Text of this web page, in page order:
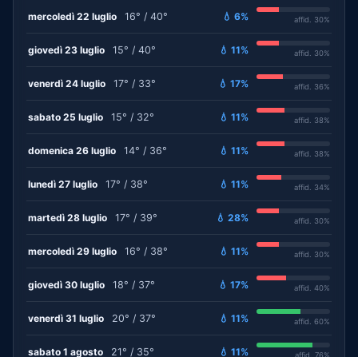
mercoledì 22 luglio 16° / 40° 💧 6% affid. 30%
giovedì 23 luglio 15° / 40° 💧 11% affid. 30%
venerdì 24 luglio 17° / 33° 💧 17% affid. 36%
sabato 25 luglio 15° / 32° 💧 11% affid. 38%
domenica 26 luglio 14° / 36° 💧 11% affid. 38%
lunedì 27 luglio 17° / 38° 💧 11% affid. 34%
martedì 28 luglio 17° / 39° 💧 28% affid. 30%
mercoledì 29 luglio 16° / 38° 💧 11% affid. 30%
giovedì 30 luglio 18° / 37° 💧 17% affid. 40%
venerdì 31 luglio 20° / 37° 💧 11% affid. 60%
sabato 1 agosto 21° / 35° 💧 11% affid. 76%